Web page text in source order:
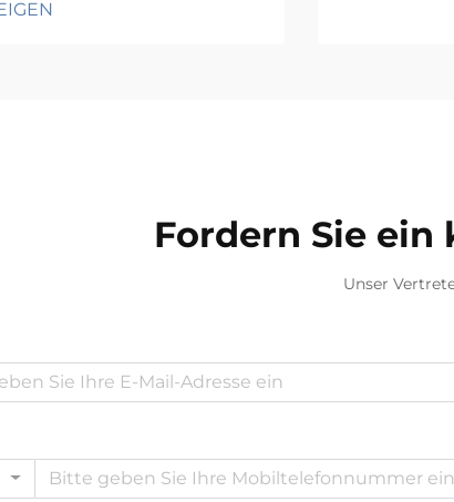
Abwägung
Fordern Sie ein
Unser